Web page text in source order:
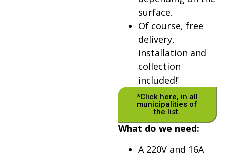
surface.
Of course, free
delivery,
installation and
collection
included!’
*Click here, in all
municipalities of
the list.
What do we need:
A 220V and 16A